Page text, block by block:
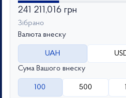
241 211,016 грн
Зібрано
Валюта внеску
UAH
Сума Вашого внеску
100 500